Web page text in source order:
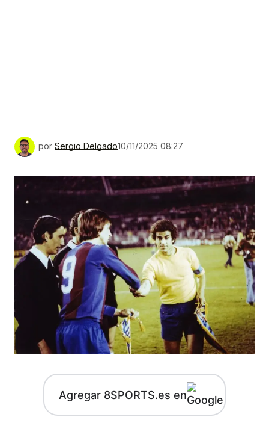
por Sergio Delgado10/11/2025 08:27
Agregar 8SPORTS.es en